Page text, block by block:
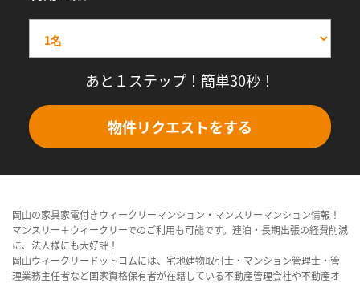
あと１ステップ！簡単30秒！
物件リクエストをする
岡山の家具家電付きウィークリーマンション・マンスリーマンション情報！
マンスリー＋ウィークリーでのご利用も可能です。連泊・長期出張の経費削減
に、法人様にも大好評！
岡山ウィークリードットコムには、宅地建物取引士・マンション管理士・管
理業務主任者など国家資格保有者が在籍している不動産管理会社や不動産オ